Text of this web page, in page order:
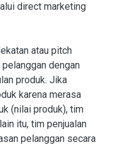
direct marketing
atau pitch
dengan
produk. Jika
karena merasa
(nilai produk), tim
itu, tim penjualan
pelanggan secara